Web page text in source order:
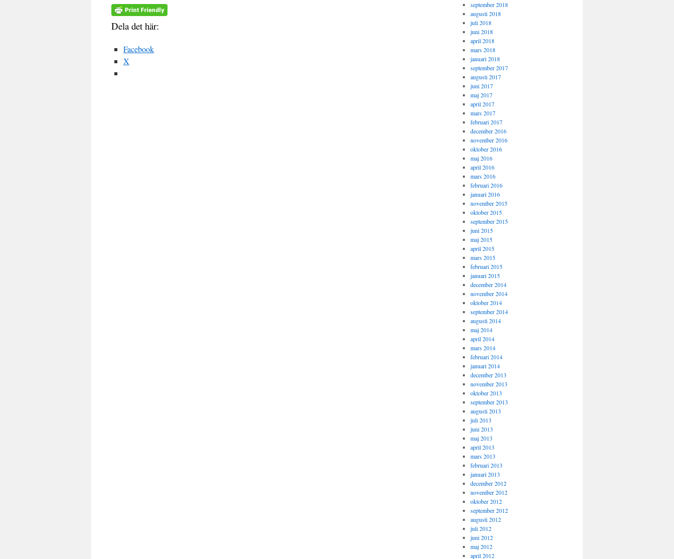
Dela det här:
Facebook
X
september 2018
augusti 2018
juli 2018
juni 2018
april 2018
mars 2018
januari 2018
september 2017
augusti 2017
juni 2017
maj 2017
april 2017
mars 2017
februari 2017
december 2016
november 2016
oktober 2016
maj 2016
april 2016
mars 2016
februari 2016
januari 2016
november 2015
oktober 2015
september 2015
juni 2015
maj 2015
april 2015
mars 2015
februari 2015
januari 2015
december 2014
november 2014
oktober 2014
september 2014
augusti 2014
maj 2014
april 2014
mars 2014
februari 2014
januari 2014
december 2013
november 2013
oktober 2013
september 2013
augusti 2013
juli 2013
juni 2013
maj 2013
april 2013
mars 2013
februari 2013
januari 2013
december 2012
november 2012
oktober 2012
september 2012
augusti 2012
juli 2012
juni 2012
maj 2012
april 2012